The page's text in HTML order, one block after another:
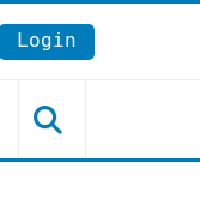
Login